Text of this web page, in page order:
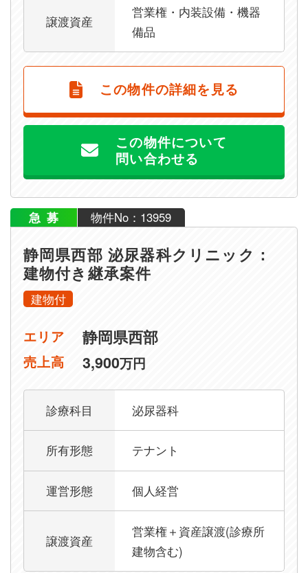
譲渡資産
営業権・内装設備・機器
備品
この物件の詳細を見る
この物件について
問い合わせる
急募 物件No：13959
静岡県西部 泌尿器科クリニック：
建物付き継承案件
建物付
エリア 静岡県西部
売上高 3,900万円
診療科目 泌尿器科
所有形態 テナント
運営形態 個人経営
譲渡資産
営業権＋資産譲渡(診療所
建物含む)